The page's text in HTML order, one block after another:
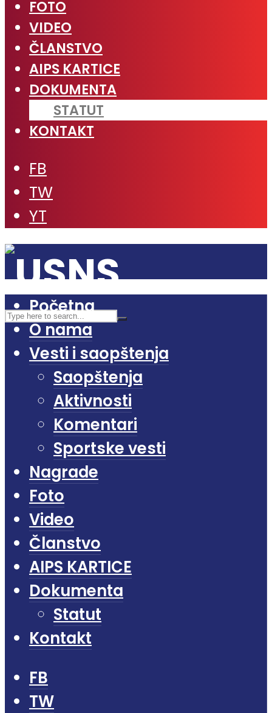
FOTO
VIDEO
ČLANSTVO
AIPS KARTICE
DOKUMENTA
STATUT
KONTAKT
FB
TW
YT
Početna
O nama
Vesti i saopštenja
Saopštenja
Aktivnosti
Komentari
Sportske vesti
Nagrade
Foto
Video
Članstvo
AIPS KARTICE
Dokumenta
Statut
Kontakt
FB
TW